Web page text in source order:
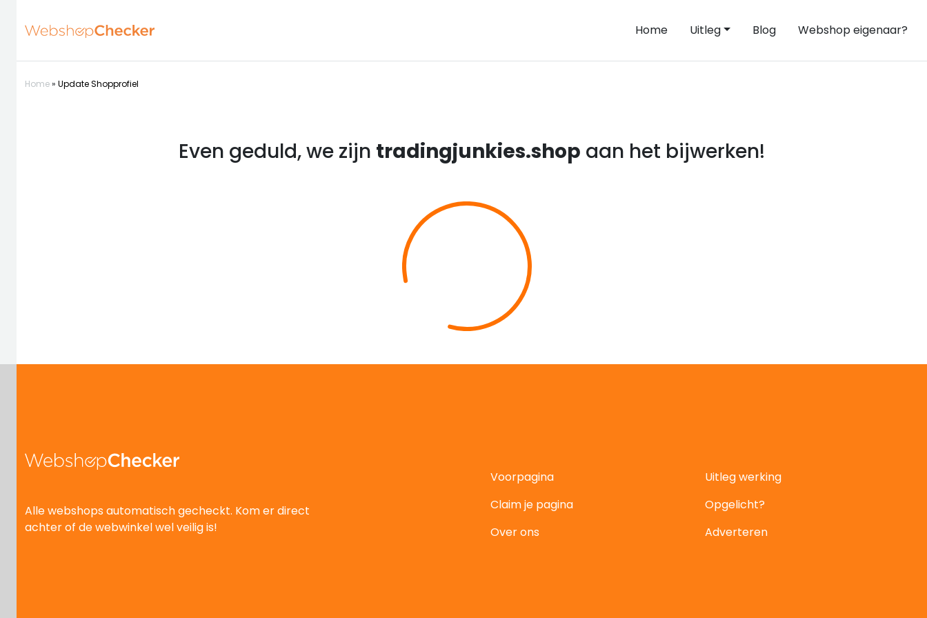
Home Uitleg Blog Webshop eigenaar?
Home» Update Shopprofiel
Even geduld, we zijn tradingjunkies.shop aan het bijwerken!
Alle webshops automatisch gecheckt. Kom er direct
achter of de webwinkel wel veilig is!
Voorpagina
Uitleg werking
Claim je pagina
Opgelicht?
Over ons
Adverteren